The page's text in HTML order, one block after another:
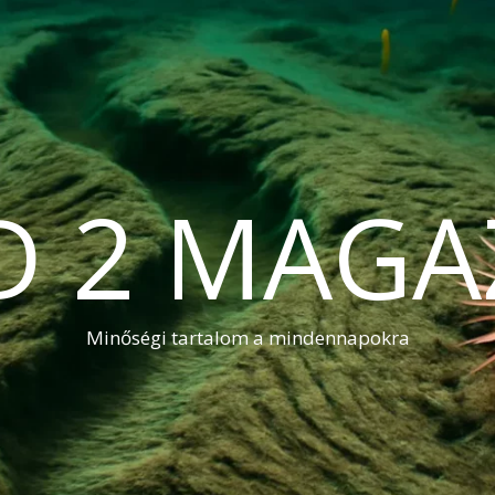
2
Minőségi tartalom a mindennapokra